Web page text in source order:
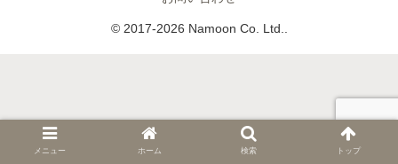
© 2017-2026 Namoon Co. Ltd..
メニュー ホーム 検索 トップ